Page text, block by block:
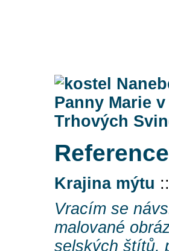
Reference
Krajina mýtu
Vracím se
malované
selských štítů,